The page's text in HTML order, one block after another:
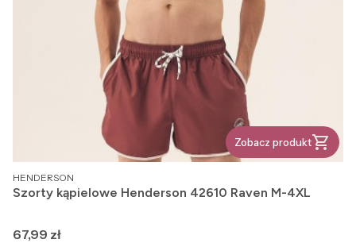
Zobacz produkt
PRODUCENT
HENDERSON
Szorty kąpielowe Henderson 42610 Raven M-4XL
Cena
67,99 zł